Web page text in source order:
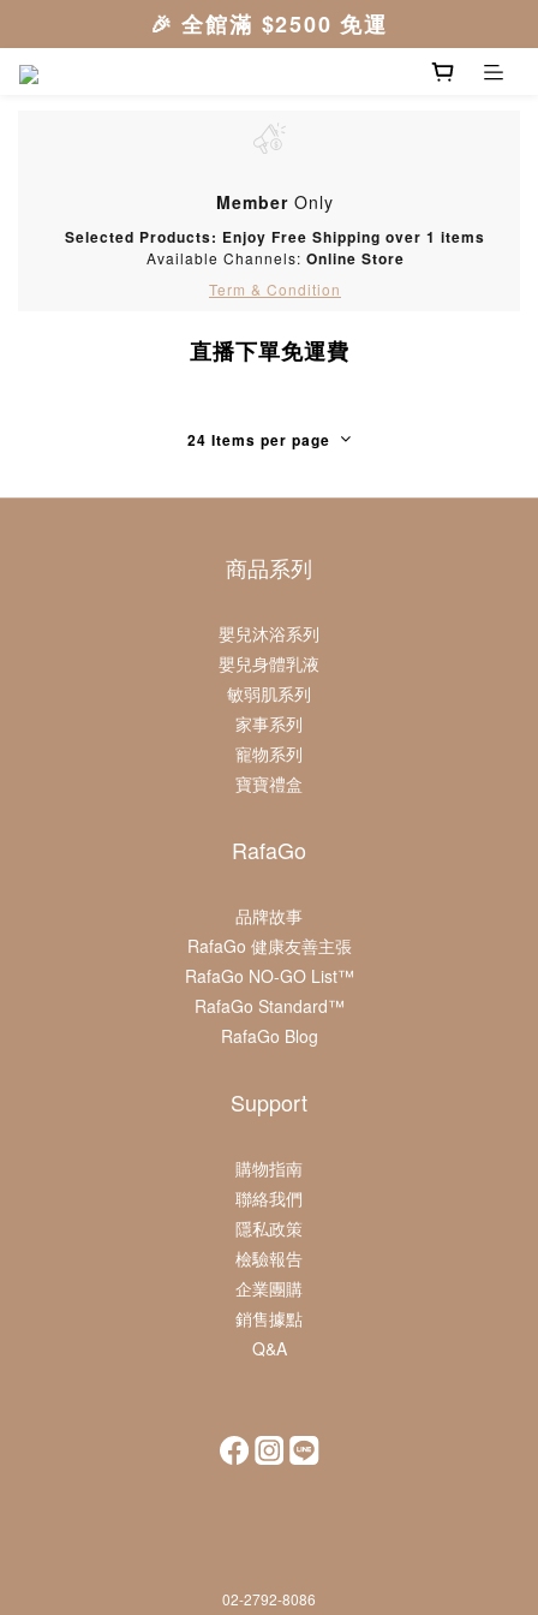
Member Only
Selected Products: Enjoy Free Shipping over 1 items
Available Channels: Online Store
Term & Condition
直播下單免運費
24 Items per page
商品系列
嬰兒沐浴系列
嬰兒身體乳液
敏弱肌系列
家事系列
寵物系列
寶寶禮盒
RafaGo
品牌故事
RafaGo 健康友善主張
RafaGo NO-GO List™
RafaGo Standard™
RafaGo Blog
Support
購物指南
聯絡我們
隱私政策
檢驗報告
企業團購
銷售據點
Q&A
02-2792-8086